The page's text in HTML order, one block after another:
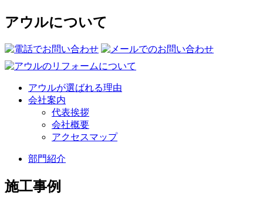
アウルについて
アウルが選ばれる理由
会社案内
代表挨拶
会社概要
アクセスマップ
部門紹介
施工事例